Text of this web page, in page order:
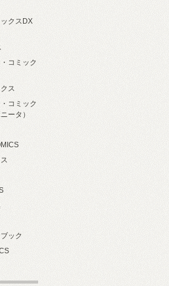
クスDX
コミック
ス
コミック
ータ）
ック